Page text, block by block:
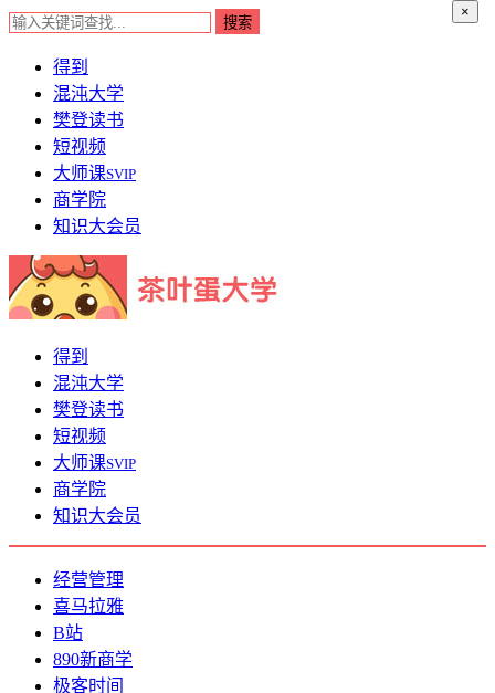
×
得到
混沌大学
樊登读书
短视频
大师课SVIP
商学院
知识大会员
得到
混沌大学
樊登读书
短视频
大师课SVIP
商学院
知识大会员
经营管理
喜马拉雅
B站
890新商学
极客时间